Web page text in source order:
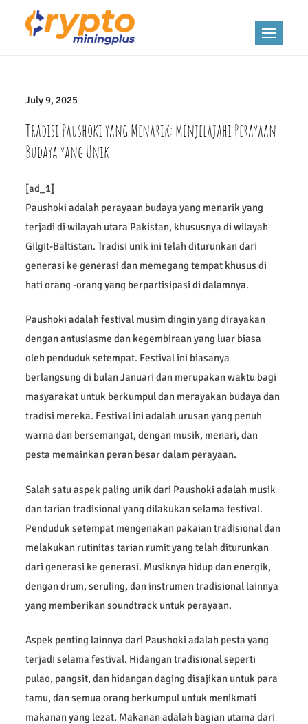
Slot Demo Gratis
Ini Tanpa Risiko
Coba demo gratis X500 dari
July 9, 2025
Tradisi Paushoki yang Menarik: Menjelajahi Perayaan
Budaya yang Unik
[ad_1]
Paushoki adalah perayaan budaya yang menarik yang
terjadi di wilayah utara Pakistan, khususnya di wilayah
Gilgit-Baltistan. Tradisi unik ini telah diturunkan dari
generasi ke generasi dan memegang tempat khusus di
hati orang -orang yang berpartisipasi di dalamnya.
Paushoki adalah festival musim dingin yang dirayakan
dengan antusiasme dan kegembiraan yang luar biasa
oleh penduduk setempat. Festival ini biasanya
berlangsung di bulan Januari dan merupakan waktu bagi
masyarakat untuk berkumpul dan merayakan budaya dan
tradisi mereka. Festival ini adalah urusan yang penuh
warna dan bersemangat, dengan musik, menari, dan
pesta memainkan peran besar dalam perayaan.
Salah satu aspek paling unik dari Paushoki adalah musik
dan tarian tradisional yang dilakukan selama festival.
Penduduk setempat mengenakan pakaian tradisional dan
melakukan rutinitas tarian rumit yang telah diturunkan
dari generasi ke generasi. Musiknya hidup dan energik,
dengan drum, seruling, dan instrumen tradisional lainnya
yang memberikan soundtrack untuk perayaan.
Aspek penting lainnya dari Paushoki adalah pesta yang
terjadi selama festival. Hidangan tradisional seperti
pulao, pangsit, dan hidangan daging disajikan untuk para
tamu, dan semua orang berkumpul untuk menikmati
makanan yang lezat. Makanan adalah bagian utama dari